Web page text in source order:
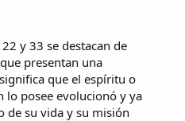
y 33 se destacan de
presentan una
que el espíritu o
lo posee evolucionó y ya
de su vida y su misión